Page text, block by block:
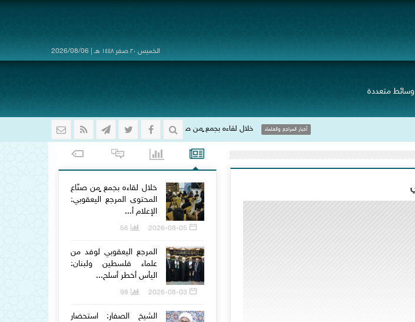
وسائط متعددة
الخميس ٢٠ صفر ١٤٤٨ هـ | 2026/08/06
خلال لقاءه بجمع ٍمن صنّاع المحتوى المرجع اليعقوبي: الإعلام أفتك أدوات الحرب الناعمة.. ومسؤوليتنا
خلال لقاءه بجمع ٍمن صنّاع
المحتوى المرجع اليعقوبي:
الإعلام أ...
2026-08-05
56
المرجع اليعقوبي لوفد من
علماء فلسطين ولبنان:
اليأس أخطر أسلح...
2026-08-03
98
الشيخ الصفار: استحضار